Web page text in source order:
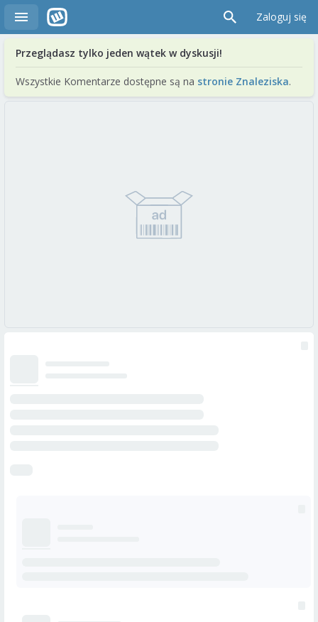
Zaloguj się
Przeglądasz tylko jeden wątek w dyskusji!
Wszystkie Komentarze dostępne są na stronie Znaleziska.